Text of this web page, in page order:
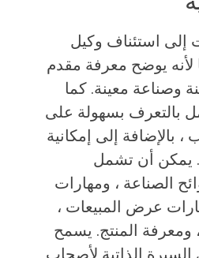
إلى استئناف وكيل
لأنه يوضح معرفة مقدم
وصناعة معينة. كما
بالتعرف بسهولة على
بالإضافة إلى إمكانية
يمكن أن تشمل
الصناعة ، ومهارات
عرض المبيعات ،
ومعرفة المنتج. يسمح
الذاتية لأصحاب